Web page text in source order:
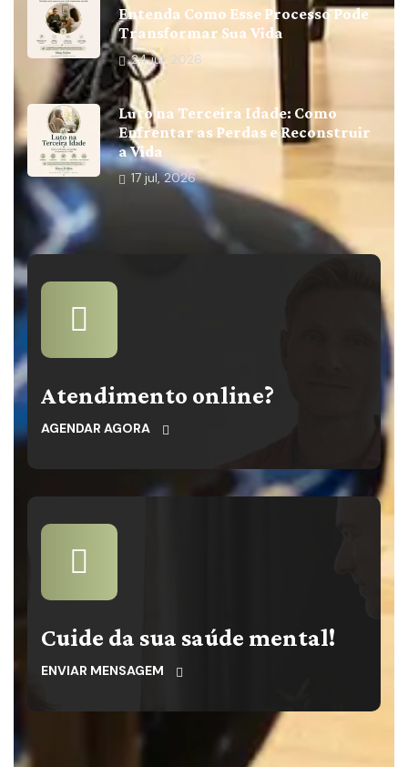
Entenda Como Esse Processo Pode
Transformar Sua Vida
24 jul, 2026
Luto na Terceira Idade: Como
Enfrentar as Perdas e Reconstruir
a Vida
17 jul, 2026
Atendimento online?
AGENDAR AGORA
Cuide da sua saúde mental!
ENVIAR MENSAGEM